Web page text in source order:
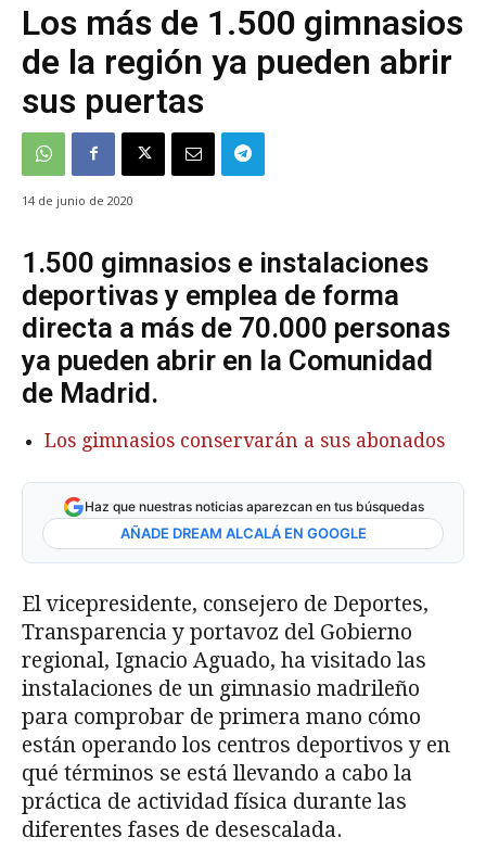
Los más de 1.500 gimnasios
de la región ya pueden abrir
sus puertas
14 de junio de 2020
1.500 gimnasios e instalaciones
deportivas y emplea de forma
directa a más de 70.000 personas
ya pueden abrir en la Comunidad
de Madrid.
Los gimnasios conservarán a sus abonados
Haz que nuestras noticias aparezcan en tus búsquedas
AÑADE DREAM ALCALÁ EN GOOGLE
El vicepresidente, consejero de Deportes,
Transparencia y portavoz del Gobierno
regional, Ignacio Aguado, ha visitado las
instalaciones de un gimnasio madrileño
para comprobar de primera mano cómo
están operando los centros deportivos y en
qué términos se está llevando a cabo la
práctica de actividad física durante las
diferentes fases de desescalada.